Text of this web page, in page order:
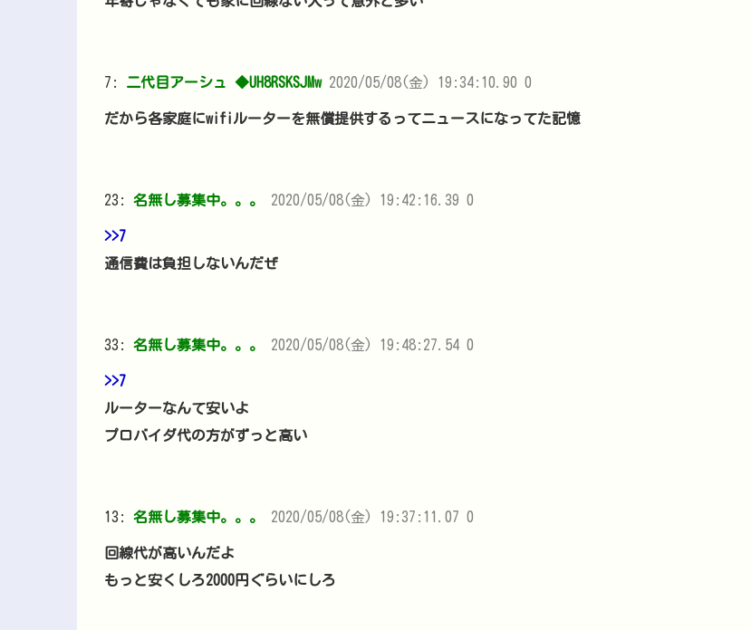
7: 二代目アーシュ ◆UH8RSKSJMw 2020/05/08(金) 19:34:10.90 0
だから各家庭にwifiルーターを無償提供するってニュースになってた記憶
23: 名無し募集中。。。 2020/05/08(金) 19:42:16.39 0
>>7
通信費は負担しないんだぜ
33: 名無し募集中。。。 2020/05/08(金) 19:48:27.54 0
>>7
ルーターなんて安いよ
プロバイダ代の方がずっと高い
13: 名無し募集中。。。 2020/05/08(金) 19:37:11.07 0
回線代が高いんだよ
もっと安くしろ2000円ぐらいにしろ